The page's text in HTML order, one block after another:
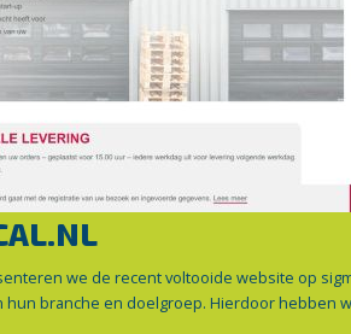
we de recent voltooide website op
hun branche en doelgroep. Hierdoor